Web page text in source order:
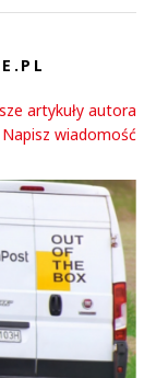
artykuły autora
Napisz wiadomość